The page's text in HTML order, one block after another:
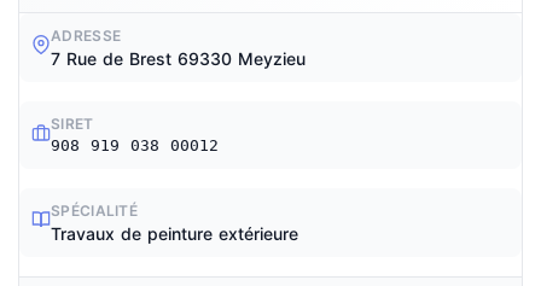
ADRESSE
7 Rue de Brest 69330 Meyzieu
SIRET
908 919 038 00012
SPÉCIALITÉ
Travaux de peinture extérieure